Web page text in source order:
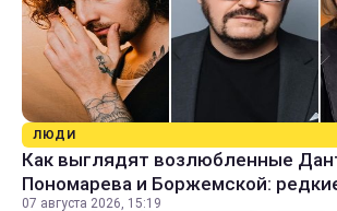
ЛЮДИ
Как выглядят возлюбленные
Пономарева и Боржемской:
07 августа 2026, 15:19